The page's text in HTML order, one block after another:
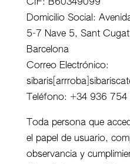
CIF: B60349099
Domicilio Social:
5-7 Nave 5, Sant
Barcelona
Correo Electrónico:
Teléfono: +34 936 754
Toda persona que
el papel de usuario,
observancia y